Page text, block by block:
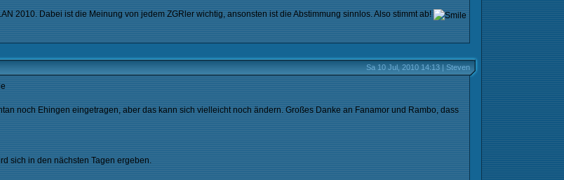
2010. Dabei ist die Meinung von jedem ZGRler wichtig, ansonsten ist die Abstimmung sinnlos. Also stimmt ab!
Sa 10 Jul, 2010 14:13 | Steven
noch Ehingen eingetragen, aber das kann sich vielleicht noch ändern. Großes Danke an Fanamor und Rambo, dass
sich in den nächsten Tagen ergeben.